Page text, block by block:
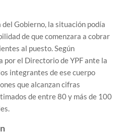
Gobierno, la situación podía
de que comenzara a cobrar
al puesto. Según
por el Directorio de YPF ante la
integrantes de ese cuerpo
que alcanzan cifras
de entre 80 y más de 100